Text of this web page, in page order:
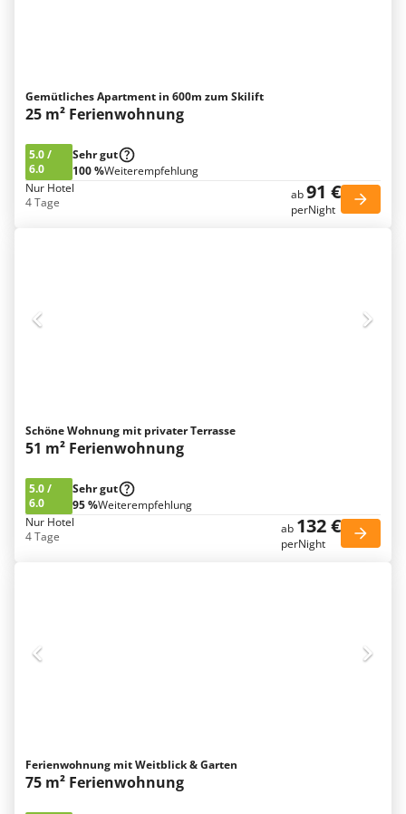
Gemütliches Apartment in 600m zum Skilift
25 m² Ferienwohnung
5.0/
6.0
Sehr gut
100 %Weiterempfehlung
Nur Hotel
4 Tage
ab91 €
perNight
Schöne Wohnung mit privater Terrasse
51 m² Ferienwohnung
5.0/
6.0
Sehr gut
95 %Weiterempfehlung
Nur Hotel
4 Tage
ab 132 €
perNight
Ferienwohnung mit Weitblick & Garten
75 m² Ferienwohnung